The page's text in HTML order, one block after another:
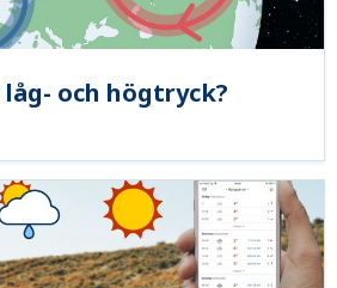
och högtryck?